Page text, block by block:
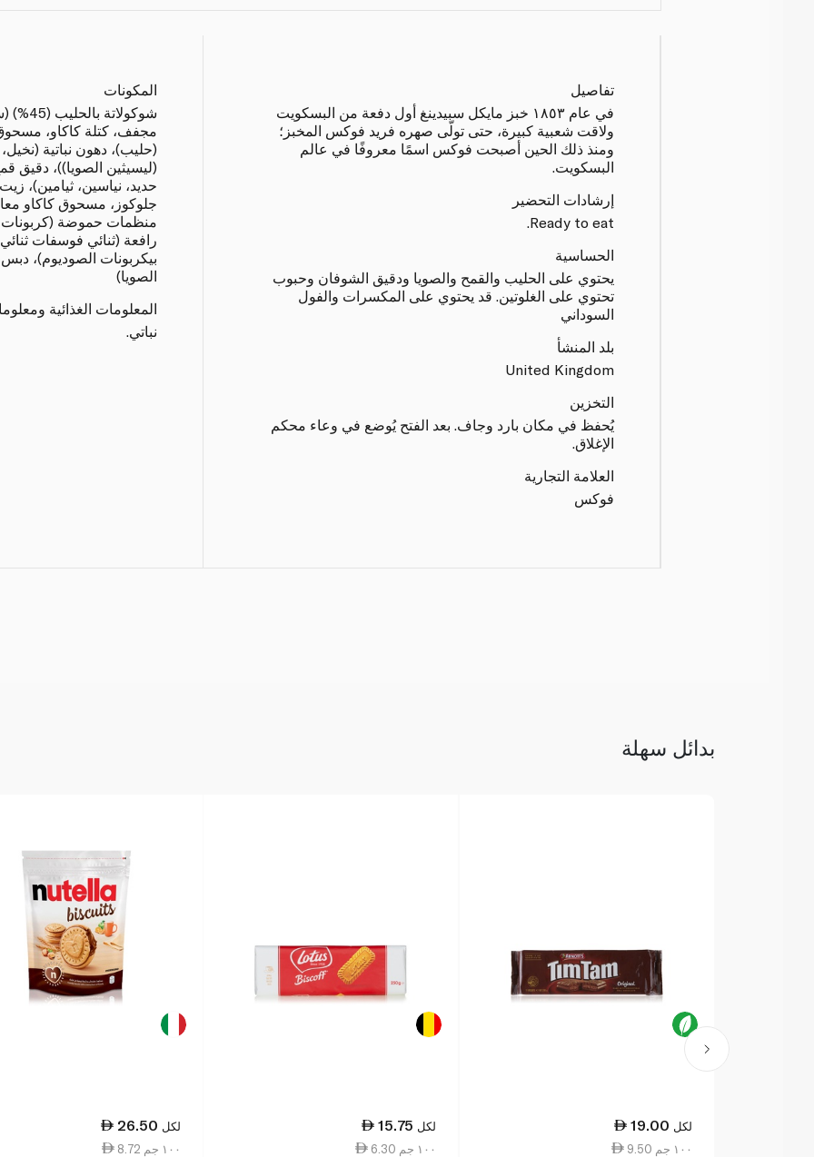
تفاصيل
في عام ١٨٥٣ خبز مايكل سبيدينغ أول دفعة من البسكويت
ولاقت شعبية كبيرة، حتى تولّى صهره فريد فوكس المخبز؛
ومنذ ذلك الحين أصبحت فوكس اسمًا معروفًا في عالم
البسكويت.
إرشادات التحضير
Ready to eat.
الحساسية
يحتوي على الحليب والقمح والصويا ودقيق الشوفان وحبوب
تحتوي على الغلوتين. قد يحتوي على المكسرات والفول
السوداني
بلد المنشأ
United Kingdom
التخزين
يُحفظ في مكان بارد وجاف. بعد الفتح يُوضع في وعاء محكم
الإغلاق.
العلامة التجارية
فوكس
المكونات
مجفف، كتلة كاكاو،
(حليب)، دهون نباتية
(ليسيثين الصويا))، دقيق
حديد، نياسين، ثيامين)،
جلوكوز، مسحوق كاكاو
منظمات حموضة (كربونات
رافعة (ثنائي فوسفات ثنائي
بيكربونات الصوديوم)،
الصويا)
المعلومات الغذائية
نباتي.
بدائل سهلة
19.00 لكل
9.50 ١٠٠ جم
15.75 لكل
6.30 ١٠٠ جم
26.50 لكل
8.72 ١٠٠ جم